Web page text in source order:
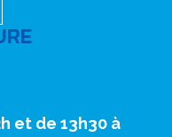
et de 13h30 à